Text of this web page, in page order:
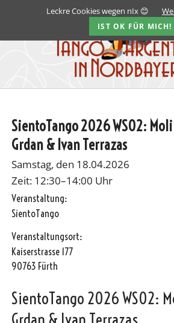
SientoTango 2026 WS02:
Grdan & Ivan Terrazas
Samstag, den 18.04.2026
Zeit: 12:30–14:00 Uhr
Veranstaltung:
SientoTango
Veranstaltungsort:
Kaiserstrasse 177
90763 Fürth
SientoTango 2026 WS02:
Leckre Cookies wegen nIx 😊
IST OK FÜR MICH!